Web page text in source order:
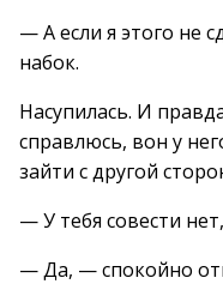
— А если я этого не
набок.
Насупилась. И
справлюсь, вон у
зайти с другой
— У тебя совести
— Да, — спокойно